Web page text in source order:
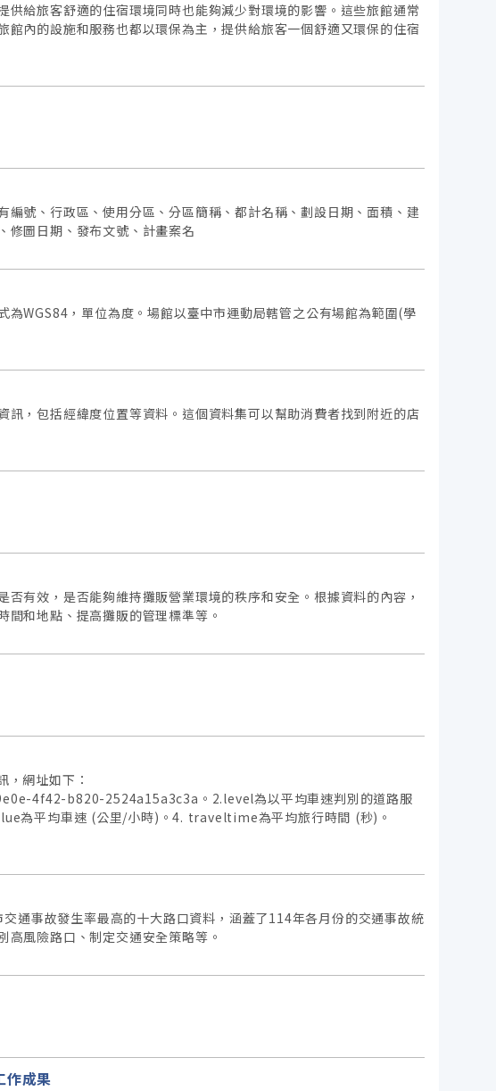
給旅客舒適的住宿環境同時也能夠減少對環境的影響。這些旅館通常
內的設施和服務也都以環保為主，提供給旅客一個舒適又環保的住宿
號、行政區、使用分區、分區簡稱、都計名稱、劃設日期、面積、建
修圖日期、發布文號、計畫案名
WGS84，單位為度。場館以臺中市運動局轄管之公有場館為範圍(學
，包括經緯度位置等資料。這個資料集可以幫助消費者找到附近的店
有效，是否能夠維持攤販營業環境的秩序和安全。根據資料的內容，
和地點、提高攤販的管理標準等。
網址如下：
4f42-b820-2524a15a3c3a。2.level為以平均車速判別的道路服
為平均車速 (公里/小時)。4. traveltime為平均旅行時間 (秒)。
通事故發生率最高的十大路口資料，涵蓋了114年各月份的交通事故統
風險路口、制定交通安全策略等。
作成果